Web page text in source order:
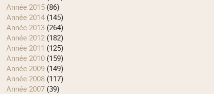
année 2015(86)
année 2014(145)
année 2013(264)
année 2012(182)
année 2011 (125)
année 2010(159)
année 2009(149)
année 2008(117)
année 2007(39)